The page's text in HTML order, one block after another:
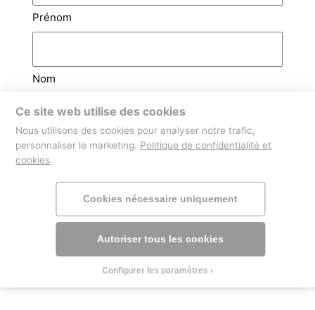
Prénom
Nom
Email (Nécessaire)
Téléphone
Ce site web utilise des cookies
Nous utilisons des cookies pour analyser notre trafic,
personnaliser le marketing. Politique de confidentialité et
cookies.
Cookies nécessaire uniquement
Autoriser tous les cookies
Configurer les paramètres